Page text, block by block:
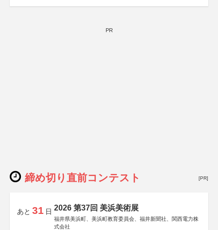
PR
締め切り直前コンテスト [PR]
あと 31 日 2026 第37回 美浜美術展
福井県美浜町、美浜町教育委員会、福井新聞社、関西電力株
式会社